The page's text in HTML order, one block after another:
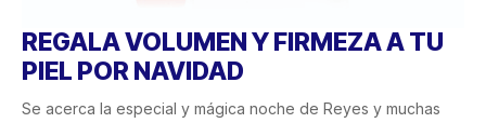
REGALA VOLUMEN Y FIRMEZA A TU
PIEL POR NAVIDAD
Se acerca la especial y mágica noche de Reyes y muchas